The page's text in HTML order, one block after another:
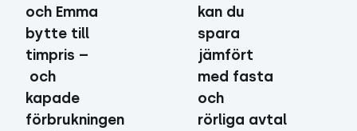
och Emma
bytte till
timpris –
och
kapade
förbrukningen
kan du
spara
jämfört
med fasta
och
rörliga avtal